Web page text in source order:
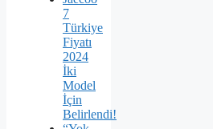
7
Türkiye
Fiyatı
2024
İki
Model
İçin
Belirlendi!